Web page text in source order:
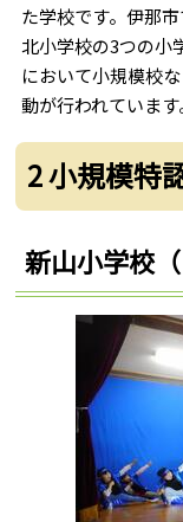
た学校です。伊那
北小学校の3つの小
において小規模校
動が行われています
2 小規模特
新山小学校